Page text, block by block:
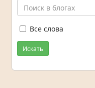
Все слова
Искать